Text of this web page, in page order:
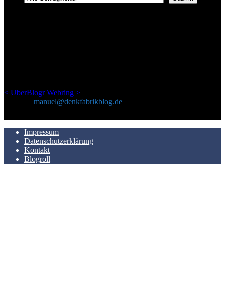
< UberBlogr Webring >
manuel@denkfabrikblog.de
Impressum
Datenschutzerklärung
Kontakt
Blogroll